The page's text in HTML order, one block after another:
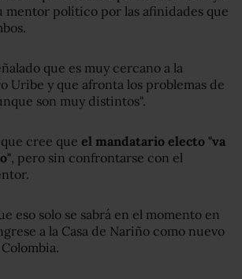
mentor político por las afinidades que
que es muy cercano a la
Uribe y que afronta los problemas de
son muy distintos".
cree que el mandatario electo "va
, pero sin confrontarse con el
eso solo se sabrá en el momento en
a la Casa de Nariño como nuevo